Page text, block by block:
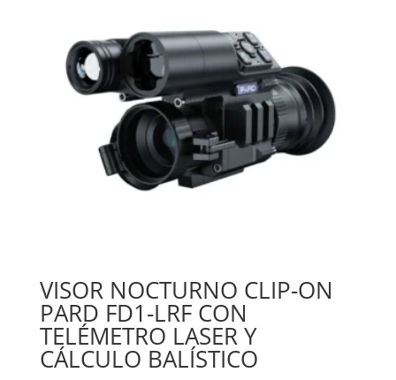
VISOR NOCTURNO CLIP-ON
PARD FD1-LRF CON
TELÉMETRO LASER Y
CÁLCULO BALÍSTICO